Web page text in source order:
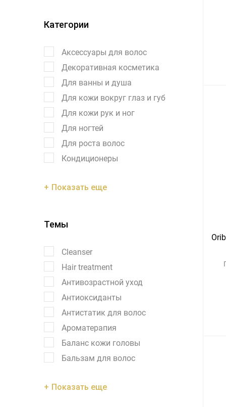
Категории
Аксессуары для волос
Декоративная косметика
Для ванны и душа
Для кожи вокруг глаз и губ
Для кожи рук и ног
Для ногтей
Для роста волос
Кондиционеры
Показать еще
Темы
Cleanser
Hair treatment
Антивозрастной уход
Антиоксиданты
Антистатик для волос
Ароматерапия
Баланс кожи головы
Бальзам для волос
Показать еще